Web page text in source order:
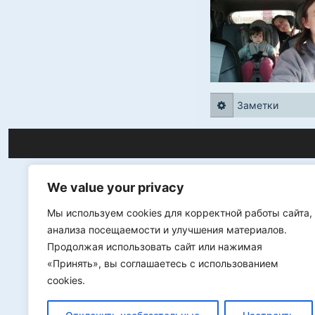
We value your privacy
Мы используем cookies для корректной работы сайта,
анализа посещаемости и улучшения материалов.
Продолжая использовать сайт или нажимая
«Принять», вы соглашаетесь с использованием
cookies.
Заметки